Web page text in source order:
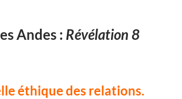
Andes : Révélation 8
éthique des relations.